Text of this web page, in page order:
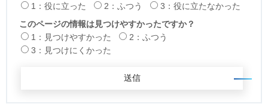
1：役に立った
2：ふつう
3：役に立たなかった
このページの情報は見つけやすかったですか？
1：見つけやすかった
2：ふつう
3：見つけにくかった